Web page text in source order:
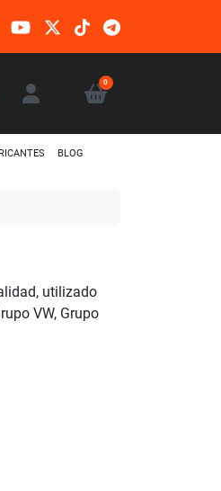
0
BLOG
utilizado
VW, Grupo